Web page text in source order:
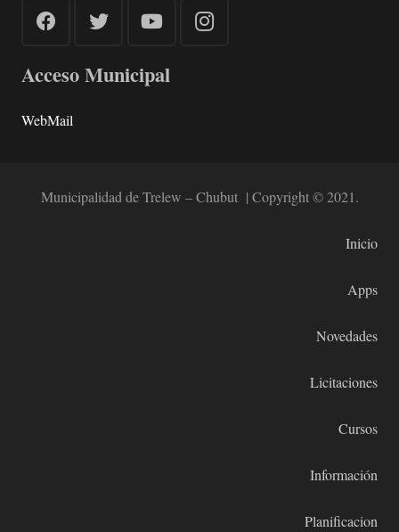
Acceso Municipal
WebMail
Municipalidad de Trelew – Chubut | Copyright © 2021.
Inicio
Apps
Novedades
Licitaciones
Cursos
Información
Planificacion